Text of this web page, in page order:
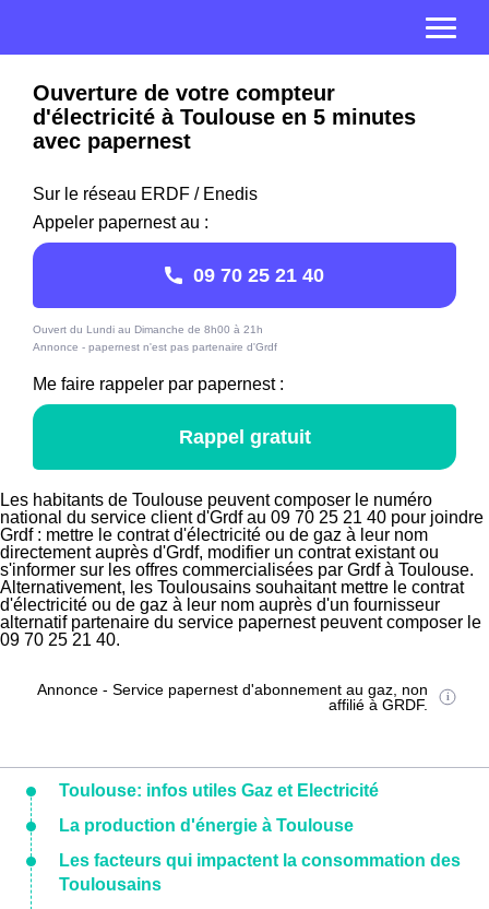
Ouverture de votre compteur
d'électricité à Toulouse en 5 minutes
avec papernest
Sur le réseau ERDF / Enedis
Appeler papernest au :
09 70 25 21 40
Ouvert du Lundi au Dimanche de 8h00 à 21h
Annonce - papernest n'est pas partenaire d'Grdf
Me faire rappeler par papernest :
Rappel gratuit
Les habitants de Toulouse peuvent composer le numéro
national du service client d'Grdf au 09 70 25 21 40 pour joindre
Grdf : mettre le contrat d'électricité ou de gaz à leur nom
directement auprès d'Grdf, modifier un contrat existant ou
s'informer sur les offres commercialisées par Grdf à Toulouse.
Alternativement, les Toulousains souhaitant mettre le contrat
d'électricité ou de gaz à leur nom auprès d'un fournisseur
alternatif partenaire du service papernest peuvent composer le
09 70 25 21 40.
Annonce - Service papernest d'abonnement au gaz, non
affilié à GRDF.
Toulouse: infos utiles Gaz et Electricité
La production d'énergie à Toulouse
Les facteurs qui impactent la consommation des
Toulousains